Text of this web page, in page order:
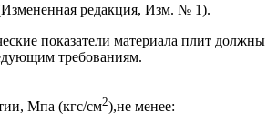
редакция, Изм. № 1).
показатели материала плит должны
требованиям.
Мпа (кгс/см2),не менее: